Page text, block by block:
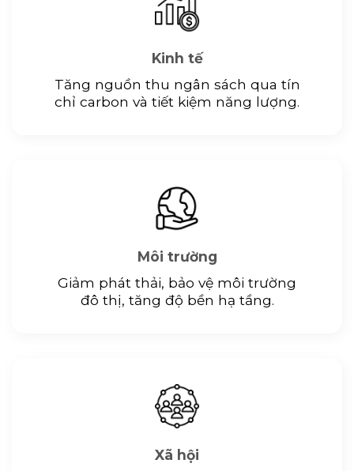
Kinh tế
Tăng nguồn thu ngân sách qua tín
chỉ carbon và tiết kiệm năng lượng.
Môi trường
Giảm phát thải, bảo vệ môi trường
đô thị, tăng độ bền hạ tầng.
Xã hội